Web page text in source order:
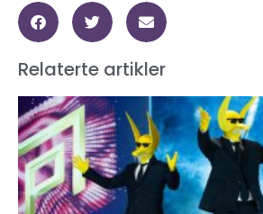
Relaterte artikler